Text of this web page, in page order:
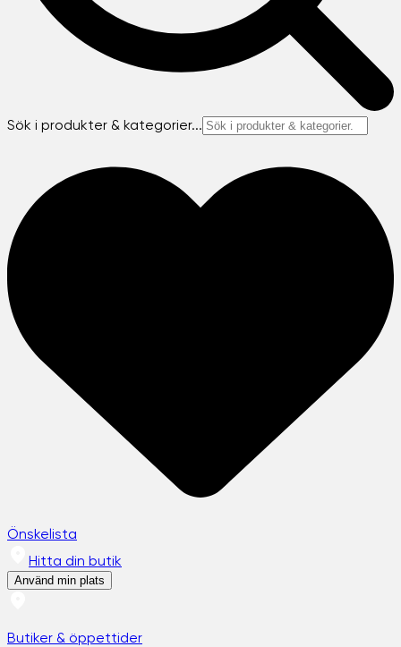
Sök i produkter & kategorier...
Önskelista
Hitta din butik
Använd min plats
Butiker & öppettider